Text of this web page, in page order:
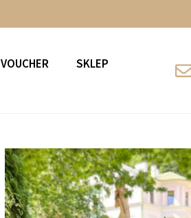
VOUCHER
SKLEP